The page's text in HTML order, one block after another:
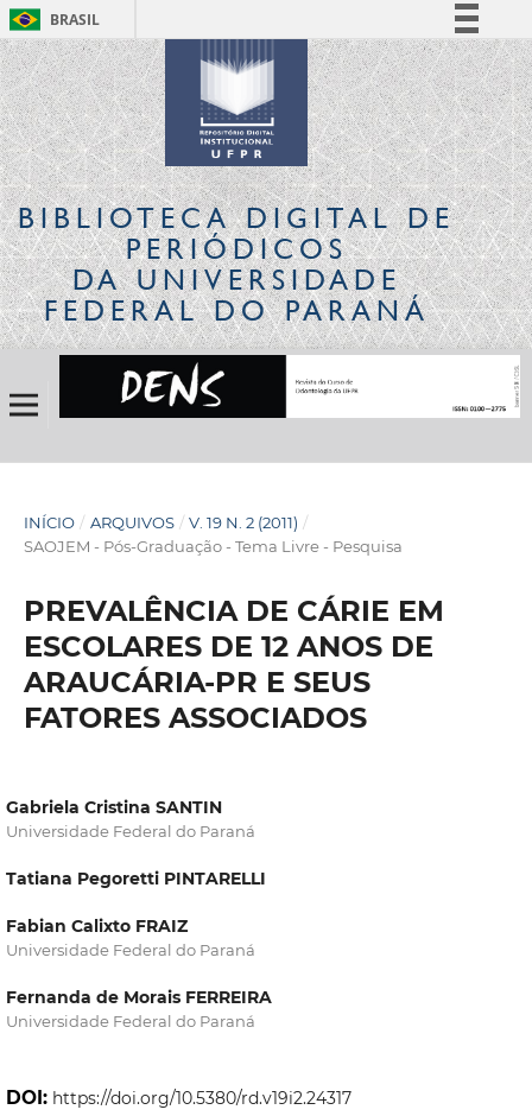
BRASIL
Simplifique!
Comunica BR
Participe
Acesso à informação
Legislação
Canais
BIBLIOTECA DIGITALDE
PERIÓDICOS
DA UNIVERSIDADE
FEDERAL DO PARANÁ
INÍCIO / ARQUIVOS / V. 19 N. 2 (2011) /
SAOJEM - Pós-Graduação - Tema Livre - Pesquisa
PREVALÊNCIA DE CÁRIE EM
ESCOLARES DE 12 ANOS DE
ARAUCÁRIA-PR E SEUS
FATORES ASSOCIADOS
Gabriela Cristina SANTIN
Universidade Federal do Paraná
Tatiana Pegoretti PINTARELLI
Fabian Calixto FRAIZ
Universidade Federal do Paraná
Fernanda de Morais FERREIRA
Universidade Federal do Paraná
DOI: https://doi.org/10.5380/rd.v19i2.24317